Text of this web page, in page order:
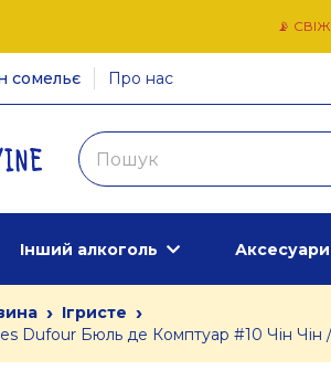
📡
сомельє Про нас
Інший алкоголь Аксесуари
› Ігристе ›
Dufour Бюль де Комптуар #10 Чін Чін